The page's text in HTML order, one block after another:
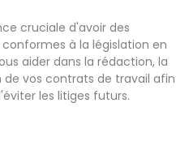
cruciale d'avoir des
à la législation en
aider dans la rédaction, la
vos contrats de travail afin
les litiges futurs.